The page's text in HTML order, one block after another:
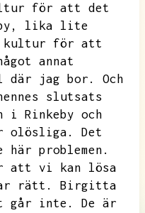
för att det
lika lite
kultur för att
annat
där jag bor.
Och
slutsats
i Rinkeby och
olösliga.
Det
problemen.
att vi kan lösa
rätt.
Birgitta
går inte.
De är